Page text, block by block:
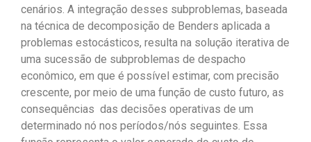
cenários. A integração desses subproblemas, baseada
na técnica de decomposição de Benders aplicada a
problemas estocásticos, resulta na solução iterativa de
uma sucessão de subproblemas de despacho
econômico, em que é possível estimar, com precisão
crescente, por meio de uma função de custo futuro, as
consequências das decisões operativas de um
determinado nó nos períodos/nós seguintes. Essa